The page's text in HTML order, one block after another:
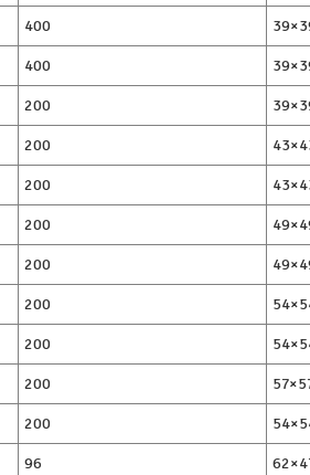
400
400
200
200
200
200
200
200
200
200
200
96